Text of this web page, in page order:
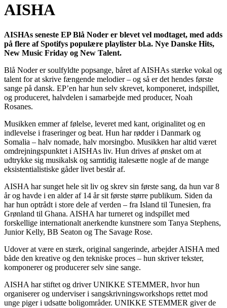
AISHA
AISHAs seneste EP Blå Noder er blevet vel modtaget, med adds
på flere af Spotifys populære playlister bl.a. Nye Danske Hits,
New Music Friday og New Talent.
Blå Noder er soulfyldte popsange, båret af AISHAs stærke vokal og
talent for at skrive fængende melodier – og så er det hendes første
sange på dansk. EP’en har hun selv skrevet, komponeret, indspillet,
og produceret, halvdelen i samarbejde med producer, Noah
Rosanes.
Musikken emmer af følelse, leveret med kant, originalitet og en
indlevelse i fraseringer og beat. Hun har rødder i Danmark og
Somalia – halv nomade, halv morsingbo. Musikken har altid været
omdrejningspunktet i AISHAs liv. Hun drives af ønsket om at
udtrykke sig musikalsk og samtidig italesætte nogle af de mange
eksistentialistiske gåder livet består af.
AISHA har sunget hele sit liv og skrev sin første sang, da hun var 8
år og havde i en alder af 14 år sit første større publikum. Siden da
har hun optrådt i store dele af verden – fra Island til Tunesien, fra
Grønland til Ghana. AISHA har turneret og indspillet med
forskellige internationalt anerkendte kunstnere som Tanya Stephens,
Junior Kelly, BB Seaton og The Savage Rose.
Udover at være en stærk, original sangerinde, arbejder AISHA med
både den kreative og den tekniske proces – hun skriver tekster,
komponerer og producerer selv sine sange.
AISHA har stiftet og driver UNIKKE STEMMER, hvor hun
organiserer og underviser i sangskrivningsworkshops rettet mod
unge piger i udsatte boligområder. UNIKKE STEMMER giver de